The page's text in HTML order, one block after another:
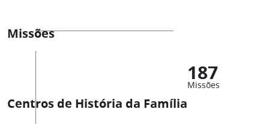
Missões
187
Missões
Centros de História da Família